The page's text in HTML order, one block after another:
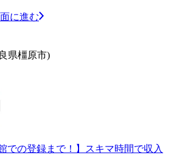
に進む
県橿原市)
での登録まで！】スキマ時間で収入